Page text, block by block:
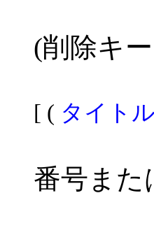
(削除キ
[ ( タイト
番号また